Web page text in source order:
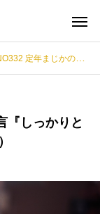
定年まじかのじじいの独り言『しっかりと普段生活を。』（定年まで、877日）
『しっかりと